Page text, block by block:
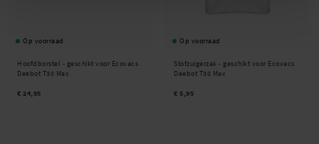
Op voorraad
Hoofdborstel - geschikt voor Ecovacs
Deebot T30 Max
€ 24,95
Op voorraad
Stofzuigerzak - geschikt voor Ecovacs
Deebot T30 Max
€ 5,95